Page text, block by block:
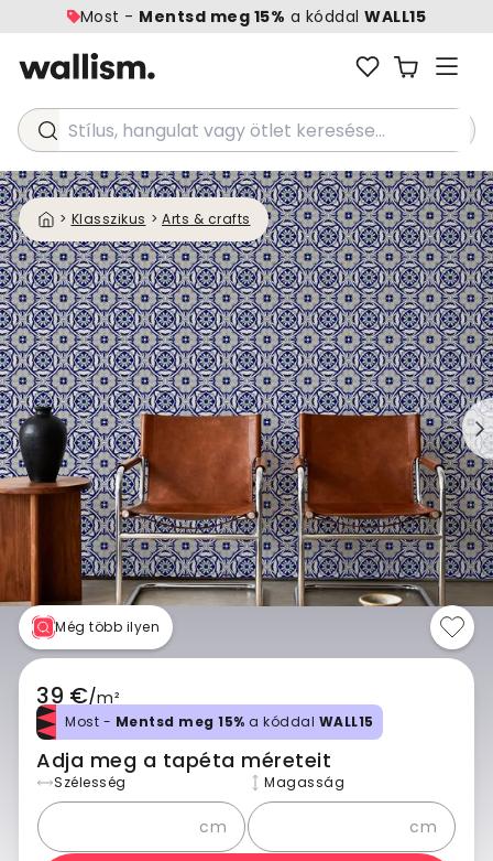
Most - Mentsd meg 15% a kóddalWALL15
Stílus, hangulat vagy ötlet keresése...
> Klasszikus > Arts & crafts
Még több ilyen
39 €/m²
Most - Mentsd meg 15% a kóddal WALL15
Adja meg a tapéta méreteit
Szélesség
cm
Magasság
cm